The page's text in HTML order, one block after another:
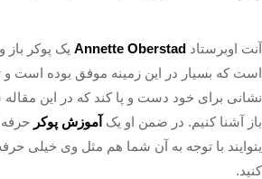
آنت اوبرستاد Annette Oberstad یک پوکر باز
است که بسیار در این زمینه موفق بوده است و
نشانی برای خود دست و پا کند که در این مقاله
باز آشنا کنیم. در ضمن او یک آموزش پوکر حرفه
یتوایند با توجه به آن شما هم مثل وی خیلی
کنید.